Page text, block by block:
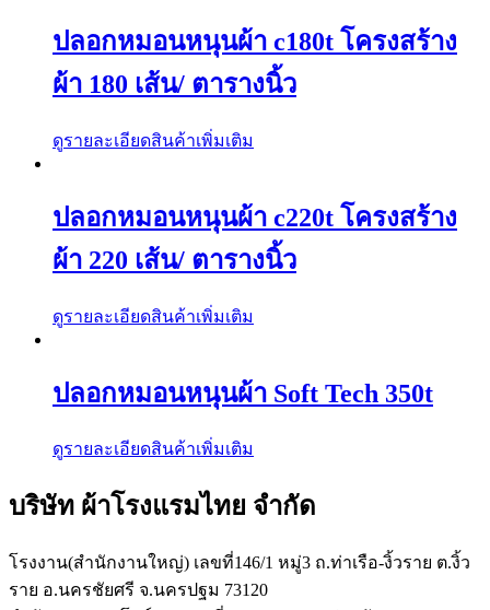
ปลอกหมอนหนุนผ้า c180t โครงสร้าง
ผ้า 180 เส้น/ ตารางนิ้ว
ดูรายละเอียดสินค้าเพิ่มเติม
ปลอกหมอนหนุนผ้า c220t โครงสร้าง
ผ้า 220 เส้น/ ตารางนิ้ว
ดูรายละเอียดสินค้าเพิ่มเติม
ปลอกหมอนหนุนผ้า Soft Tech 350t
ดูรายละเอียดสินค้าเพิ่มเติม
บริษัท ผ้าโรงแรมไทย จำกัด
โรงงาน(สำนักงานใหญ่) เลขที่146/1 หมู่3 ถ.ท่าเรือ-งิ้วราย ต.งิ้ว
ราย อ.นครชัยศรี จ.นครปฐม 73120